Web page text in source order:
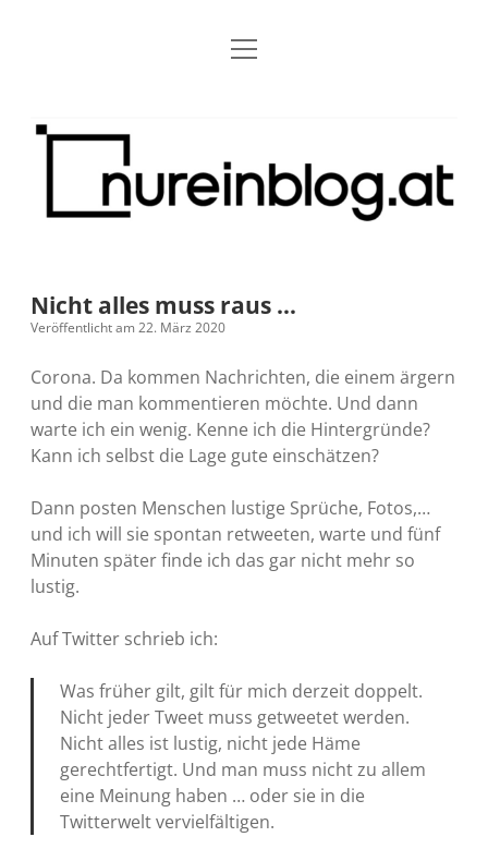
Blog
Archiv
Kontakt
Grundsätze Dropdown-
Kreativitätserklärung
Barrierefreiheit
Meine Fediverse Regeln
barcamper.at – Die österreichische Barcamp Liste
Alleinr – Der Ruheraum im Web (externer Link)
S9y InfoCamp – Der Serendpity Podcast (externer
Link)
Impressum Dropdown-
Datenschutz
Microblog
rss email-
form
mastodon
Menü
Nur
Blog
Nicht alles muss raus …
Veröffentlicht am 22. März 2020
Corona. Da kommen Nachrichten, die einem ärgern
und die man kommentieren möchte. Und dann
warte ich ein wenig. Kenne ich die Hintergründe?
Kann ich selbst die Lage gute einschätzen?
Dann posten Menschen lustige Sprüche, Fotos,…
und ich will sie spontan retweeten, warte und fünf
Minuten später finde ich das gar nicht mehr so
lustig.
Auf Twitter schrieb ich:
Was früher gilt, gilt für mich derzeit doppelt.
Nicht jeder Tweet muss getweetet werden.
Nicht alles ist lustig, nicht jede Häme
gerechtfertigt. Und man muss nicht zu allem
eine Meinung haben … oder sie in die
Twitterwelt vervielfältigen.